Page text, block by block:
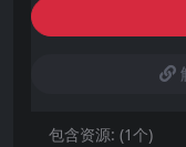
包含资源: (1个)